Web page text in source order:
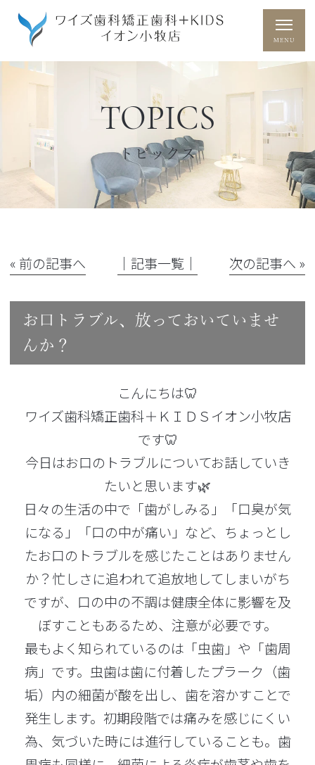
TOPICS
トピックス
« 前の記事へ │記事一覧│ 次の記事へ »
お口トラブル、放っておいていませ
んか？
こんにちは🦷
ワイズ歯科矯正歯科＋ＫＩＤＳイオン小牧店
です🦷
今日はお口のトラブルについてお話していき
たいと思います🌿
日々の生活の中で「歯がしみる」「口臭が気
になる」「口の中が痛い」など、ちょっとし
たお口のトラブルを感じたことはありません
か？忙しさに追われて追放地してしまいがち
ですが、口の中の不調は健康全体に影響を及
ぼすこともあるため、注意が必要です。
最もよく知られているのは「虫歯」や「歯周
病」です。虫歯は歯に付着したプラーク（歯
垢）内の細菌が酸を出し、歯を溶かすことで
発生します。初期段階では痛みを感じにくい
為、気づいた時には進行していることも。歯